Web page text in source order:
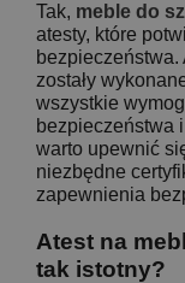
Tak, meble do
atesty, które
bezpieczeństwa.
zostały
wszystkie
bezpieczeństwa
warto upewnić
niezbędne
zapewnienia
Atest na
tak istotny?